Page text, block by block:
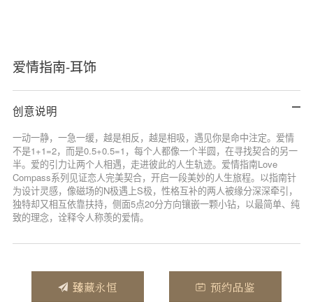
爱情指南-耳饰
创意说明
一动一静，一急一缓，越是相反，越是相吸，遇见你是命中注定。爱情
不是1+1=2，而是0.5+0.5=1，每个人都像一个半圆，在寻找契合的另一
半。爱的引力让两个人相遇，走进彼此的人生轨迹。爱情指南Love
Compass系列见证恋人完美契合，开启一段美妙的人生旅程。以指南针
为设计灵感，像磁场的N极遇上S极，性格互补的两人被缘分深深牵引，
独特却又相互依靠扶持，侧面5点20分方向镶嵌一颗小钻，以最简单、纯
致的理念，诠释令人称羡的爱情。
臻藏永恒 预约品鉴